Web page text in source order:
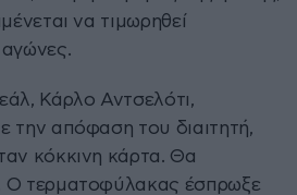
να τιμωρηθεί
Κάρλο Αντσελότι,
την απόφαση του διαιτητή,
κόκκινη κάρτα. Θα
Ο τερματοφύλακας έσπρωξε